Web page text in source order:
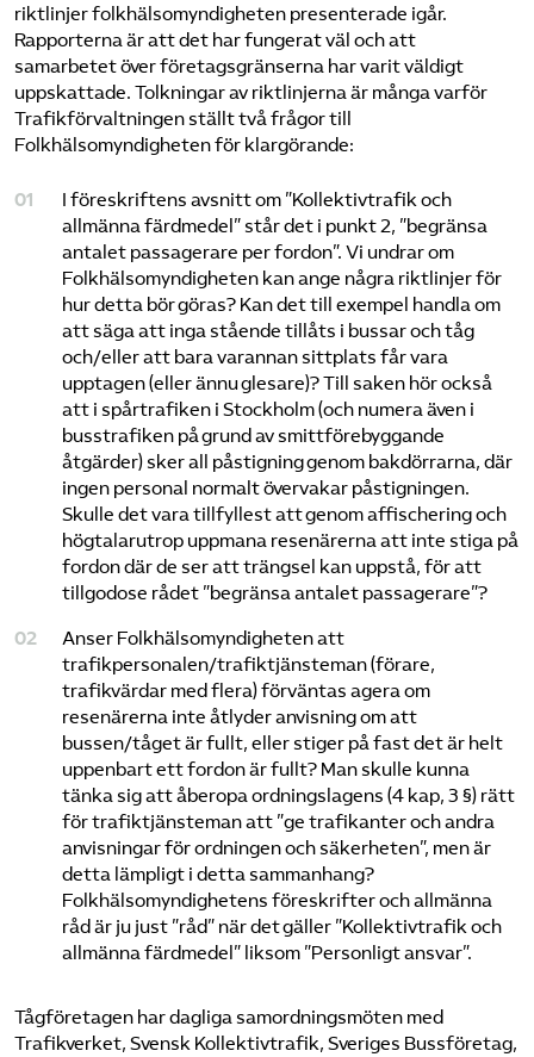
riktlinjer folkhälsomyndigheten presenterade igår.
Rapporterna är att det har fungerat väl och att
samarbetet över företagsgränserna har varit väldigt
uppskattade. Tolkningar av riktlinjerna är många varför
Trafikförvaltningen ställt två frågor till
Folkhälsomyndigheten för klargörande:
I föreskriftens avsnitt om ”Kollektivtrafik och
allmänna färdmedel” står det i punkt 2, ”begränsa
antalet passagerare per fordon”. Vi undrar om
Folkhälsomyndigheten kan ange några riktlinjer för
hur detta bör göras? Kan det till exempel handla om
att säga att inga stående tillåts i bussar och tåg
och/eller att bara varannan sittplats får vara
upptagen (eller ännu glesare)? Till saken hör också
att i spårtrafiken i Stockholm (och numera även i
busstrafiken på grund av smittförebyggande
åtgärder) sker all påstigning genom bakdörrarna, där
ingen personal normalt övervakar påstigningen.
Skulle det vara tillfyllest att genom affischering och
högtalarutrop uppmana resenärerna att inte stiga på
fordon där de ser att trängsel kan uppstå, för att
tillgodose rådet ”begränsa antalet passagerare”?
Anser Folkhälsomyndigheten att
trafikpersonalen/trafiktjänsteman (förare,
trafikvärdar med flera) förväntas agera om
resenärerna inte åtlyder anvisning om att
bussen/tåget är fullt, eller stiger på fast det är helt
uppenbart ett fordon är fullt? Man skulle kunna
tänka sig att åberopa ordningslagens (4 kap, 3 §) rätt
för trafiktjänsteman att ”ge trafikanter och andra
anvisningar för ordningen och säkerheten”, men är
detta lämpligt i detta sammanhang?
Folkhälsomyndighetens föreskrifter och allmänna
råd är ju just ”råd” när det gäller ”Kollektivtrafik och
allmänna färdmedel” liksom ”Personligt ansvar”.
Tågföretagen har dagliga samordningsmöten med
Trafikverket, Svensk Kollektivtrafik, Sveriges Bussföretag,